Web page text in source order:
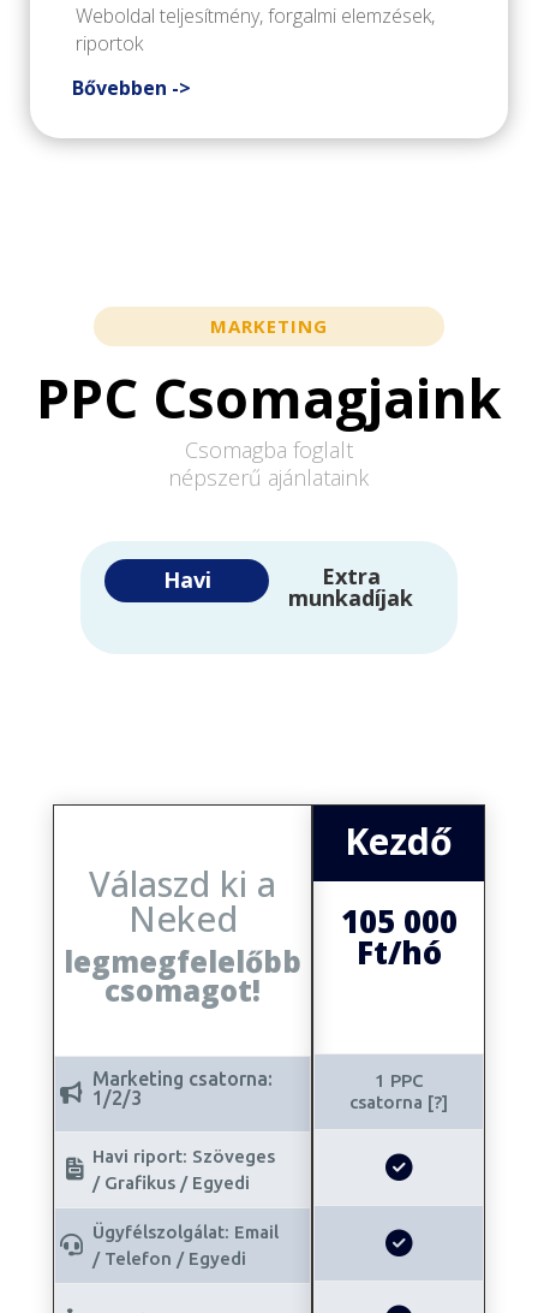
Weboldal teljesítmény, forgalmi elemzések,
riportok
Bővebben ->
MARKETING
PPC Csomagjaink
Csomagba foglalt
népszerű ajánlataink
Havi Extra
munkadíjak
Válaszd ki a
Neked
legmegfelelőbb
csomagot!
Marketing csatorna:
1/2/3
Havi riport: Szöveges
/ Grafikus / Egyedi
Ügyfélszolgálat: Email
/ Telefon / Egyedi
Kezdő
105 000
Ft/hó
1 PPC
csatorna [?]